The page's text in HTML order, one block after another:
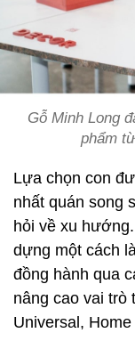
Gỗ Minh Long
phẩm
Lựa chọn con
nhất quán song
hỏi về xu
dựng một cách
đồng hành qua
nâng cao vai trò
Universal,